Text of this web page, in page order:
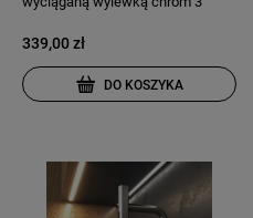
339,00 zł
DO KOSZYKA